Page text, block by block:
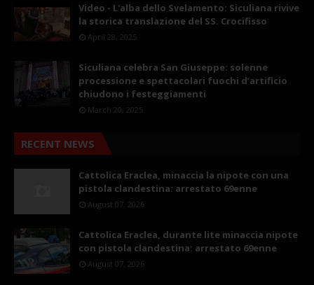
Video - L'alba dello Svelamento: Siculiana rivive
la storica translazione del SS. Crocifisso
April 28, 2025
Siculiana celebra San Giuseppe: solenne
processione e spettacolari fuochi d’artificio
chiudono i festeggiamenti
March 20, 2025
RECENT NEWS
Cattolica Eraclea, minaccia la nipote con una
pistola clandestina: arrestato 69enne
August 07, 2026
Cattolica Eraclea, durante lite minaccia nipote
con pistola clandestina: arrestato 69enne
August 07, 2026